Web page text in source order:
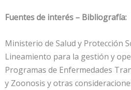
Fuentes de interés – Bibliografía:
Ministerio de Salud y Protección
Lineamiento para la gestión y
Programas de Enfermedades
y Zoonosis y otras